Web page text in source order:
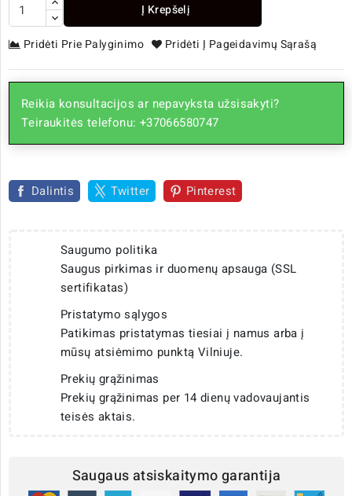
Į Krepšelį
Pridėti Prie Palyginimo Pridėti Į Pageidavimų Sąrašą
Reikia konsultacijos ar nepavyksta užsisakyti?
Teiraukitės telefonu: +37066580747
Dalintis Twitter Pinterest
Saugumo politika
Saugus pirkimas ir duomenų apsauga (SSL
sertifikatas)
Pristatymo sąlygos
Patikimas pristatymas tiesiai į namus arba į
mūsų atsiėmimo punktą Vilniuje.
Prekių grąžinimas
Prekių grąžinimas per 14 dienų vadovaujantis
teisės aktais.
Saugaus atsiskaitymo garantija